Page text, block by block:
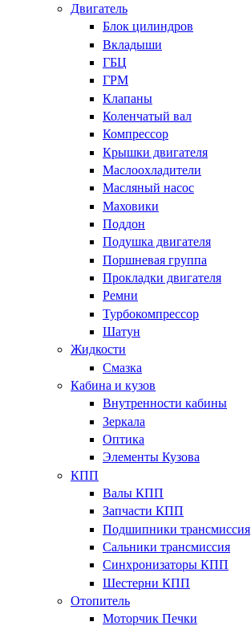
Двигатель
Блок цилиндров
Вкладыши
ГБЦ
ГРМ
Клапаны
Коленчатый вал
Компрессор
Крышки двигателя
Маслоохладители
Масляный насос
Маховики
Поддон
Подушка двигателя
Поршневая группа
Прокладки двигателя
Ремни
Турбокомпрессор
Шатун
Жидкости
Смазка
Кабина и кузов
Внутренности кабины
Зеркала
Оптика
Элементы Кузова
КПП
Валы КПП
Запчасти КПП
Подшипники трансмиссия
Сальники трансмиссия
Синхронизаторы КПП
Шестерни КПП
Отопитель
Моторчик Печки